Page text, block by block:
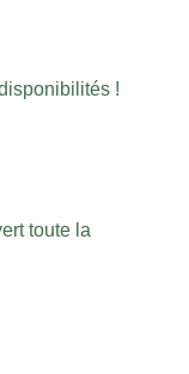
!
toute la